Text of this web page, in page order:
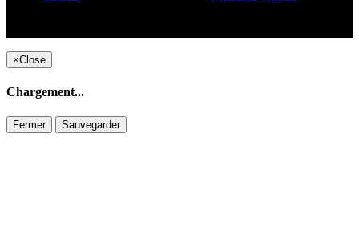
×Close
Chargement...
Fermer Sauvegarder